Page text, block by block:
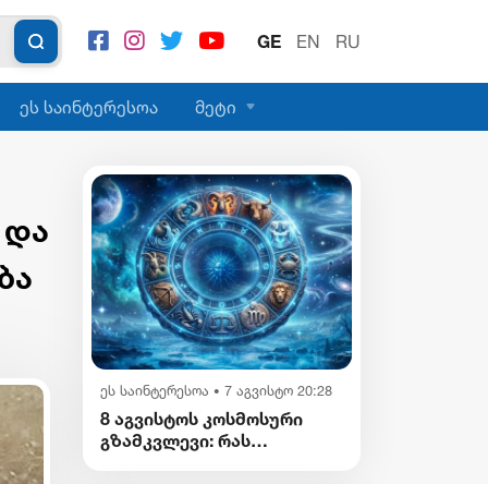
GE EN RU
ეს საინტერესოა მეტი
და
ეს საინტერესოა • 7 აგვისტო 20:28
8 აგვისტოს კოსმოსური
გზამკვლევი: რას